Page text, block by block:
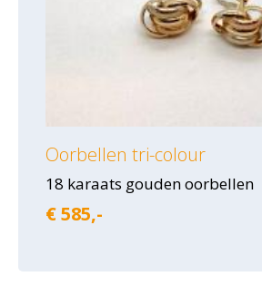
Oorbellen tri-colour
18 karaats gouden oorbellen
€ 585,-